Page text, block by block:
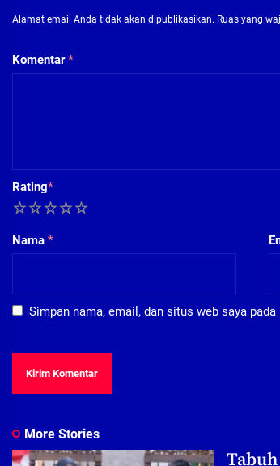
Alamat email Anda tidak akan dipublikasikan. Ruas yang
Komentar*
Rating*
5
4
3
2
Nama *
Simpan nama, email, dan situs web saya
More Stories